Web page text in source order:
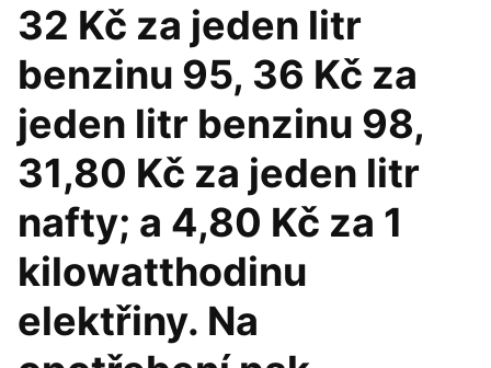
32 Kč za jeden litr
benzinu 95, 36 Kč za
jeden litr benzinu 98,
31,80 Kč za jeden litr
nafty; a 4,80 Kč za 1
kilowatthodinu
elektřiny. Na